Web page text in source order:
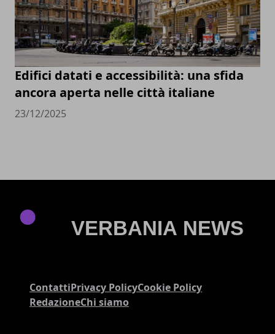
Edifici datati e accessibilità: una sfida
ancora aperta nelle città italiane
23/12/2025
ContattiPrivacy PolicyCookie Policy
RedazioneChi siamo